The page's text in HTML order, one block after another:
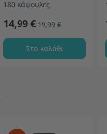
180 κάψουλες
14,99 € 19,99 €
Στο καλάθι